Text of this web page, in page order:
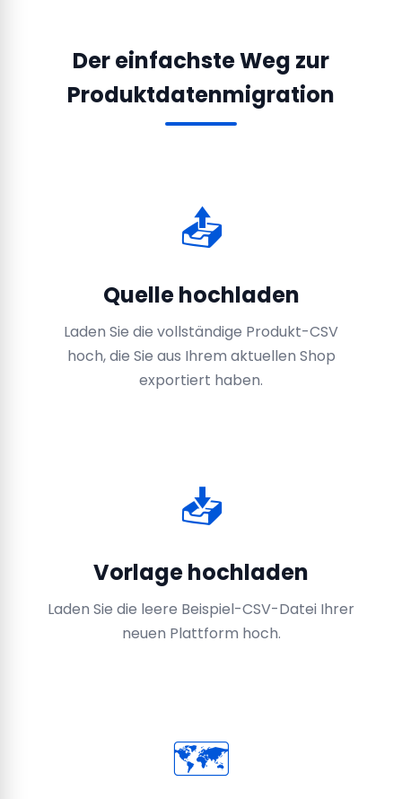
Der einfachste Weg zur
Produktdatenmigration
📤
Quelle hochladen
Laden Sie die vollständige Produkt-CSV
hoch, die Sie aus Ihrem aktuellen Shop
exportiert haben.
📥
Vorlage hochladen
Laden Sie die leere Beispiel-CSV-Datei Ihrer
neuen Plattform hoch.
🗺️